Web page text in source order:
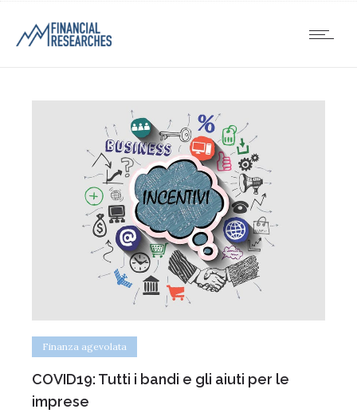
Finanza agevolata
COVID19: Tutti i bandi e gli aiuti per le
imprese